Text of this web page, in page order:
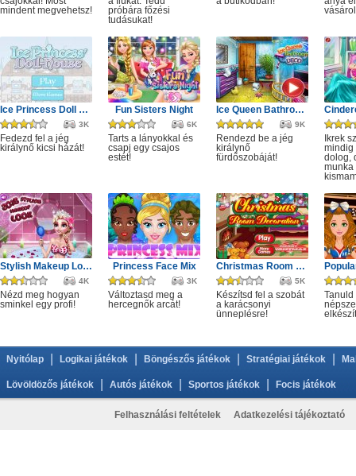
mindent megvehetsz!
próbára főzési
tudásukat!
Ice Princess Doll House
3K
Fedezd fel a jég
királynő kicsi házát!
Fun Sisters Night
6K
Tarts a lányokkal és
csapj egy csajos
estét!
Ice Queen Bathroom Deco
9K
Rendezd be a jég
királynő
fürdőszobáját!
Ikrek
mindig
dolog,
munka
Stylish Makeup Look
4K
Nézd meg hogyan
sminkel egy profi!
Princess Face Mix
3K
Változtasd meg a
hercegnők arcát!
Christmas Room Decoration
5K
Készítsd fel a szobát
a karácsonyi
ünneplésre!
Tanuld
Nyitólap Logikai játékok Böngészős játékok Stratégiai játékok
Lövöldözős játékok Autós játékok Sportos játékok Focis játékok
Felhasználási feltételek Adatkezelési tájékoztató